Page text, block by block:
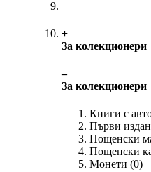
+
За колекционери
‒
За колекционери
Книги с
Първи
Пощенски
Пощенски
Монети (0)